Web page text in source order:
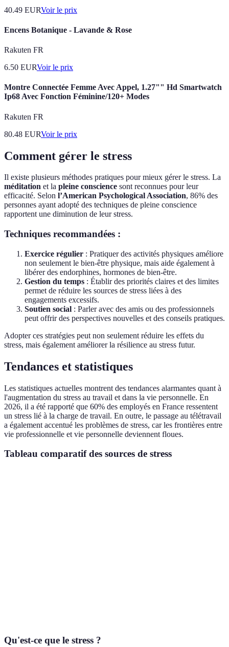
40.49 EURVoir le prix
Encens Botanique - Lavande & Rose
Rakuten FR
6.50 EURVoir le prix
Montre Connectée Femme Avec Appel, 1.27"" Hd Smartwatch
Ip68 Avec Fonction Féminine/120+ Modes
Rakuten FR
80.48 EURVoir le prix
Comment gérer le stress
Il existe plusieurs méthodes pratiques pour mieux gérer le stress. La
méditation et la pleine conscience sont reconnues pour leur
efficacité. Selon l’American Psychological Association, 86% des
personnes ayant adopté des techniques de pleine conscience
rapportent une diminution de leur stress.
Techniques recommandées :
Exercice régulier : Pratiquer des activités physiques améliore
non seulement le bien-être physique, mais aide également à
libérer des endorphines, hormones de bien-être.
Gestion du temps : Établir des priorités claires et des limites
permet de réduire les sources de stress liées à des
engagements excessifs.
Soutien social : Parler avec des amis ou des professionnels
peut offrir des perspectives nouvelles et des conseils pratiques.
Adopter ces stratégies peut non seulement réduire les effets du
stress, mais également améliorer la résilience au stress futur.
Tendances et statistiques
Les statistiques actuelles montrent des tendances alarmantes quant à
l'augmentation du stress au travail et dans la vie personnelle. En
2026, il a été rapporté que 60% des employés en France ressentent
un stress lié à la charge de travail. En outre, le passage au télétravail
a également accentué les problèmes de stress, car les frontières entre
vie professionnelle et vie personnelle deviennent floues.
Tableau comparatif des sources de stress
Qu'est-ce que le stress ?